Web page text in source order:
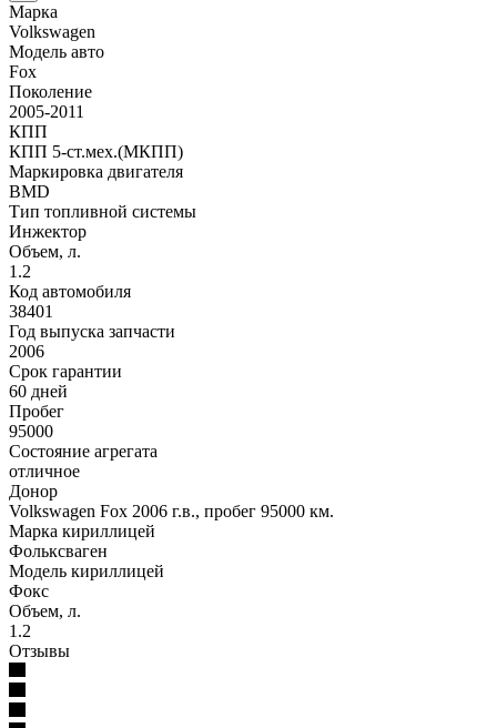
Марка
Volkswagen
Модель авто
Fox
Поколение
2005-2011
КПП
КПП 5-ст.мех.(МКПП)
Маркировка двигателя
BMD
Тип топливной системы
Инжектор
Объем, л.
1.2
Код автомобиля
38401
Год выпуска запчасти
2006
Срок гарантии
60 дней
Пробег
95000
Состояние агрегата
отличное
Донор
Volkswagen Fox 2006 г.в., пробег 95000 км.
Марка кириллицей
Фольксваген
Модель кириллицей
Фокс
Объем, л.
1.2
Отзывы